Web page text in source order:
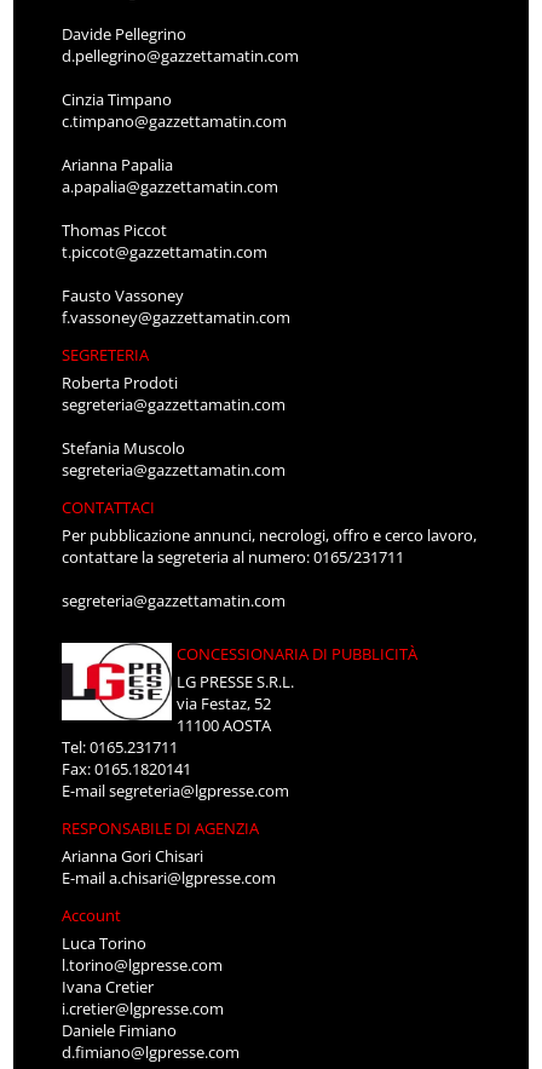
Davide Pellegrino
d.pellegrino@gazzettamatin.com
Cinzia Timpano
c.timpano@gazzettamatin.com
Arianna Papalia
a.papalia@gazzettamatin.com
Thomas Piccot
t.piccot@gazzettamatin.com
Fausto Vassoney
f.vassoney@gazzettamatin.com
SEGRETERIA
Roberta Prodoti
segreteria@gazzettamatin.com
Stefania Muscolo
segreteria@gazzettamatin.com
CONTATTACI
Per pubblicazione annunci, necrologi, offro e cerco lavoro,
contattare la segreteria al numero: 0165/231711
segreteria@gazzettamatin.com
CONCESSIONARIA DI PUBBLICITÀ
LG PRESSE S.R.L.
via Festaz, 52
11100 AOSTA
Tel: 0165.231711
Fax: 0165.1820141
E-mailsegreteria@lgpresse.com
RESPONSABILE DI AGENZIA
Arianna Gori Chisari
E-maila.chisari@lgpresse.com
Account
Luca Torino
l.torino@lgpresse.com
Ivana Cretier
i.cretier@lgpresse.com
Daniele Fimiano
d.fimiano@lgpresse.com